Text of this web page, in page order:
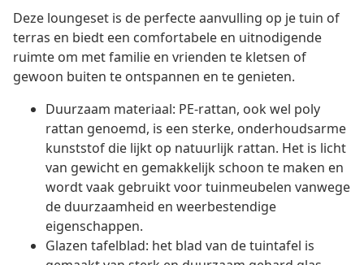
Deze loungeset is de perfecte aanvulling op je tuin of
terras en biedt een comfortabele en uitnodigende
ruimte om met familie en vrienden te kletsen of
gewoon buiten te ontspannen en te genieten.
Duurzaam materiaal: PE-rattan, ook wel poly
rattan genoemd, is een sterke, onderhoudsarme
kunststof die lijkt op natuurlijk rattan. Het is licht
van gewicht en gemakkelijk schoon te maken en
wordt vaak gebruikt voor tuinmeubelen vanwege
de duurzaamheid en weerbestendige
eigenschappen.
Glazen tafelblad: het blad van de tuintafel is